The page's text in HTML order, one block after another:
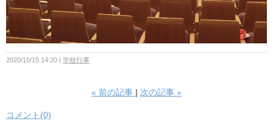
2020/10/15 14:20 学校行事
« 前の記事 次の記事 »
コメント(0)